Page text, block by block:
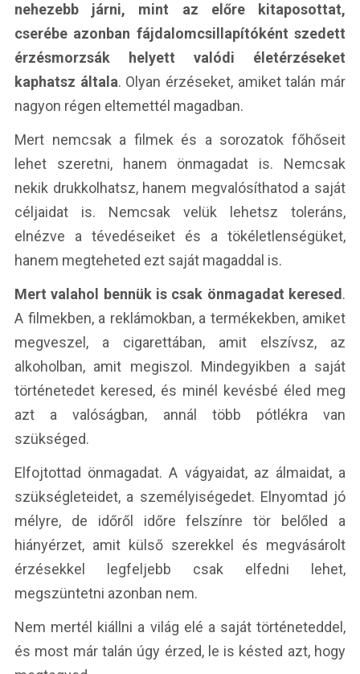
nehezebb járni, mint az előre kitaposottat,
cserébe azonban fájdalomcsillapítóként szedett
érzésmorzsák helyett valódi életérzéseket
kaphatsz általa. Olyan érzéseket, amiket talán már
nagyon régen eltemettél magadban.
Mert nemcsak a filmek és a sorozatok főhőseit
lehet szeretni, hanem önmagadat is. Nemcsak
nekik drukkolhatsz, hanem megvalósíthatod a saját
céljaidat is. Nemcsak velük lehetsz toleráns,
elnézve a tévedéseiket és a tökéletlenségüket,
hanem megteheted ezt saját magaddal is.
Mert valahol bennük is csak önmagadat keresed .
A filmekben, a reklámokban, a termékekben, amiket
megveszel, a cigarettában, amit elszívsz, az
alkoholban, amit megiszol. Mindegyikben a saját
történetedet keresed, és minél kevésbé éled meg
azt a valóságban, annál több pótlékra van
szükséged.
Elfojtottad önmagadat. A vágyaidat, az álmaidat, a
szükségleteidet, a személyiségedet. Elnyomtad jó
mélyre, de időről időre felszínre tör belőled a
hiányérzet, amit külső szerekkel és megvásárolt
érzésekkel legfeljebb csak elfedni lehet,
megszüntetni azonban nem.
Nem mertél kiállni a világ elé a saját történeteddel,
és most már talán úgy érzed, le is késted azt, hogy